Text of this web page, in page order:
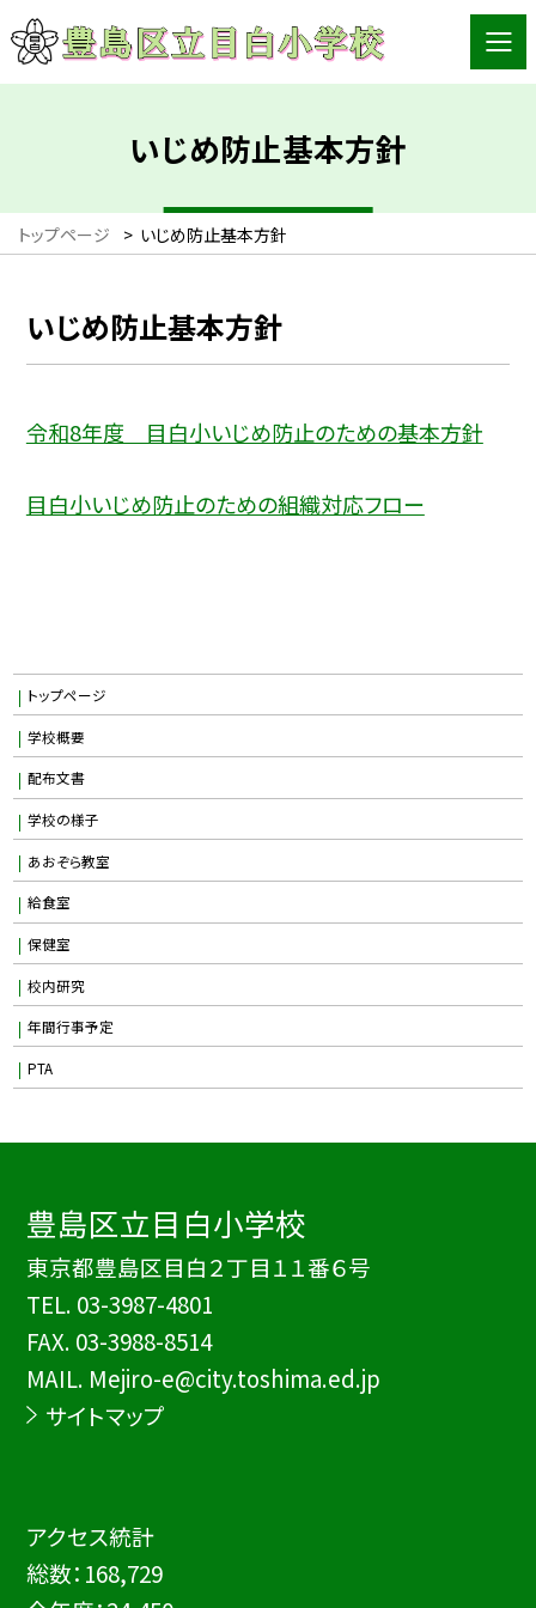
いじめ防止基本方針
トップページ > いじめ防止基本方針
いじめ防止基本方針
令和8年度 目白小いじめ防止のための基本方針
目白小いじめ防止のための組織対応フロー
トップページ
学校概要
配布文書
学校の様子
あおぞら教室
給食室
保健室
校内研究
年間行事予定
PTA
豊島区立目白小学校
東京都豊島区目白２丁目１１番６号
TEL. 03-3987-4801
FAX. 03-3988-8514
MAIL. Mejiro-e@city.toshima.ed.jp
サイトマップ
アクセス統計
総数： 168,729